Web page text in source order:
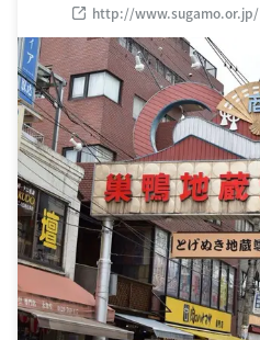
http://www.sugamo.or.jp/